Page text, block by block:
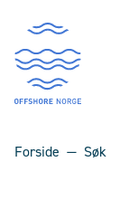
Forside Søk